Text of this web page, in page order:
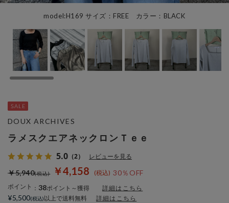
model:H169 サイズ：FREE カラー：BLACK
ラメスクエアネックロンＴｅｅ
5.0 （2） レビューを見る
￥4,158 30％OFF
￥5,940
ポイント ： 38ポイント～獲得 詳細はこちら
DOUX ARCHIVES
¥5,500 以上で送料無料 詳細はこちら